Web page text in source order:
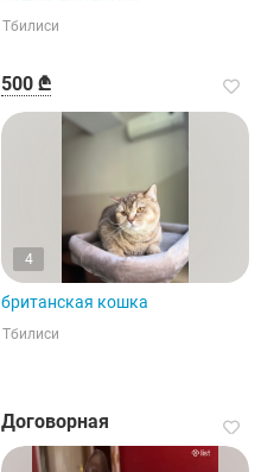
Тбилиси
500 ₾
4
британская кошка
Тбилиси
Договорная